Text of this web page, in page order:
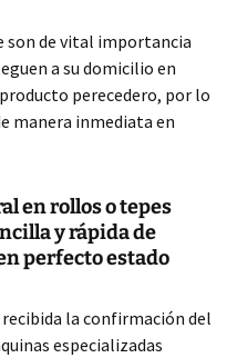
son de vital importancia
a su domicilio en
perecedero, por lo
manera inmediata en
en rollos o tepes
y rápida de
perfecto estado
la confirmación del
especializadas